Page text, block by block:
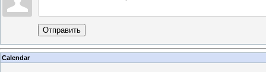
Отправить
Calendar